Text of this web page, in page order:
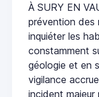
À SURY EN
prévention des
inquiéter les
constamment
géologie et en
vigilance
incident majeur